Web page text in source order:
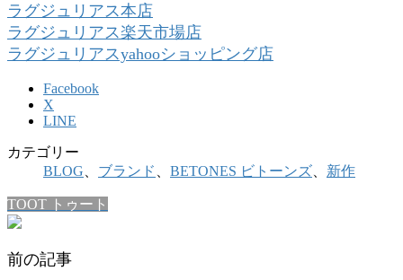
ラグジュリアス本店
ラグジュリアス楽天市場店
ラグジュリアスyahooショッピング店
Facebook
X
LINE
カテゴリー
BLOG
ブランド BETONES ビトーンズ 新作
TOOT トゥート
前の記事